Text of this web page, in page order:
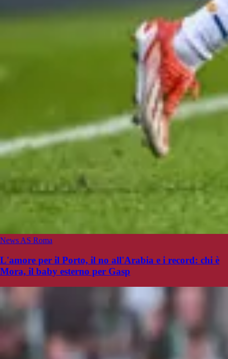
News AS Roma
L'amore per il Porto, il no all'Arabia e i record: chi è
Mora, il baby esterno per Gasp